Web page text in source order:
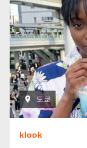
도쿄
klook